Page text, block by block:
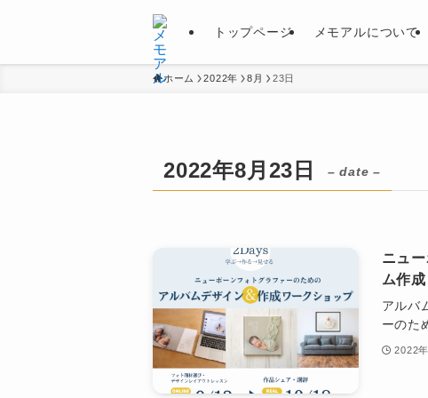
トップページ メモアルについて
ホーム 2022年 8月 23日
2022年8月23日 – date –
ニュ
ム作
アルバ
ーのた
2022